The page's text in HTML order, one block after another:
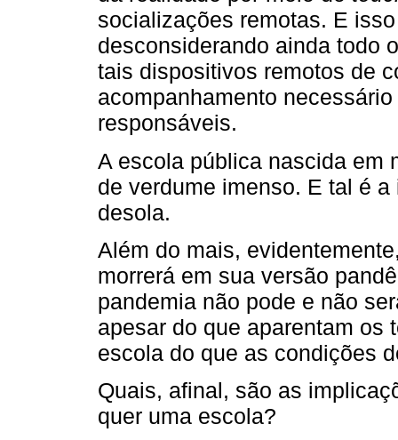
socializações remotas. E
desconsiderando ainda todo
tais dispositivos remotos de
acompanhamento
responsáveis.
A escola pública nascida em
de verdume imenso. E tal é
desola.
Além do mais,
morrerá em sua versão
pandemia não pode e não
apesar do que aparentam os
escola do que as condições
Quais, afinal, são as
quer uma escola?